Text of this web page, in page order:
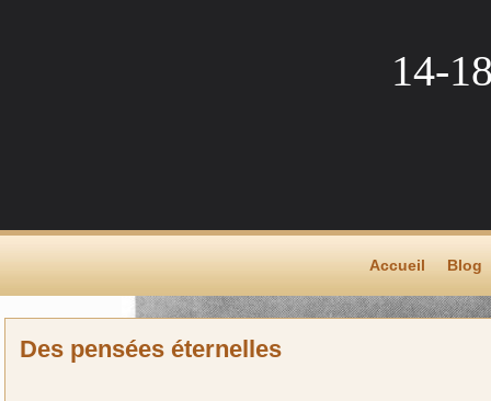
14-
Accueil Blog
Des pensées éternelles